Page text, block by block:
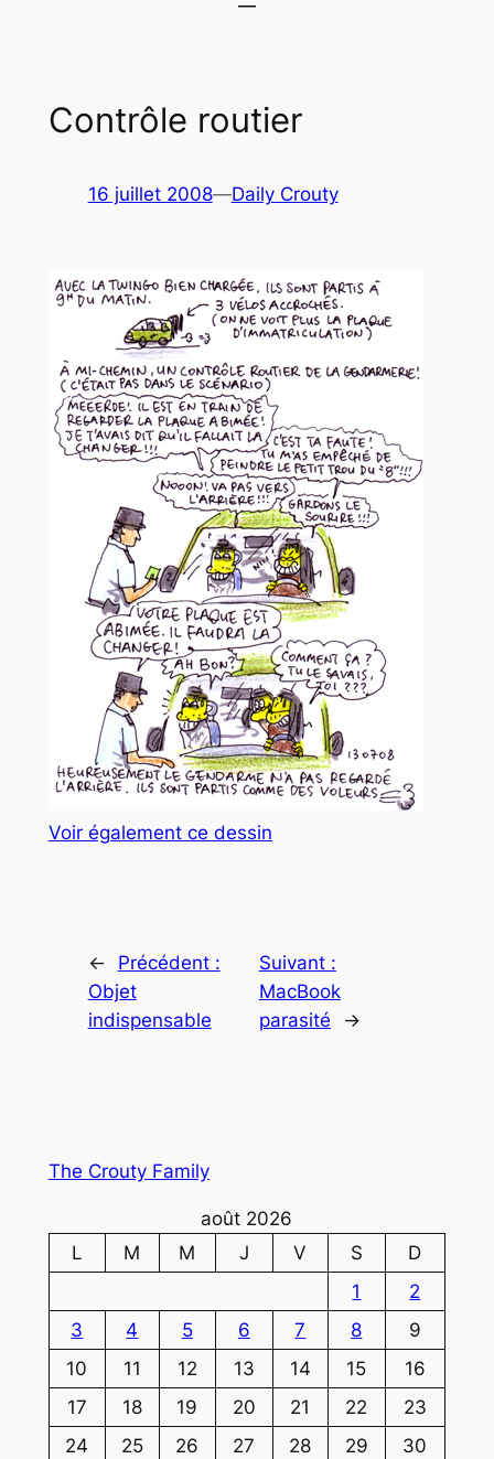
Contrôle routier
16 juillet 2008—Daily Crouty
Voir également ce dessin
←
Précédent :
Objet
indispensable
Suivant :
MacBook
parasité
→
The Crouty Family
août 2026
L
M M J V S
D
1
2
3
4 5 6 7 8
9
10
11 12 13 14 15
16
17
18 19 20 21 22
23
24
25 26 27 28 29
30